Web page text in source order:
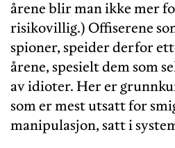
årene blir man ikke mer
risikovillig.) Offiserene
spioner, speider derfor
årene, spesielt dem som
av idioter. Her er
som er mest utsatt for
manipulasjon, satt i